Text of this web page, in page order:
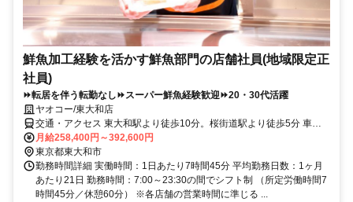
鮮魚加工経験を活かす鮮魚部門の店舗社員(地域限定正
社員)
⏩転居を伴う転勤なし⏩スーパー鮮魚経験歓迎⏩20・30代活躍
ヤオコー/東大和店
交通・アクセス 東大和駅より徒歩10分。桜街道駅より徒歩5分 車通
勤OK バイク通勤OK 自転車通勤OK
月給258,400円～392,600円
東京都東大和市
勤務時間詳細 実働時間：1日あたり7時間45分 平均勤務日数：1ヶ月
あたり21日 勤務時間：7:00～23:30の間でシフト制 （所定労働時間7
時間45分／休憩60分） ※各店舗の営業時間に準じる ...